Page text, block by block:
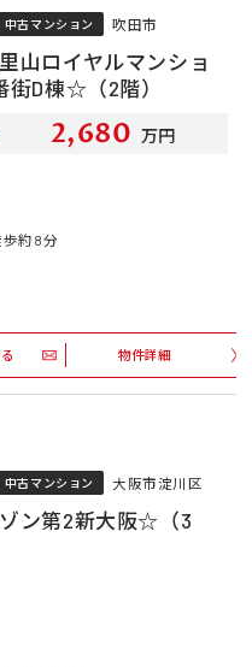
中古マンション 吹田市
山ロイヤルマンショ
街D棟☆（2階）
2,680 万円
約8分
物件詳細
中古マンション 大阪市淀川区
ン第2新大阪☆（3